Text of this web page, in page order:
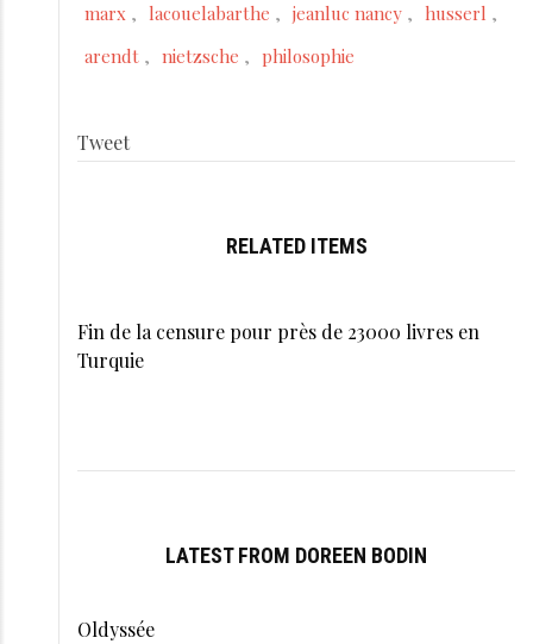
marx
lacouelabarthe jeanluc nancy
husserl
arendt
nietzsche philosophie
Tweet
RELATED ITEMS
Fin de la censure pour près de 23000 livres en
Turquie
LATEST FROM DOREEN BODIN
Oldyssée